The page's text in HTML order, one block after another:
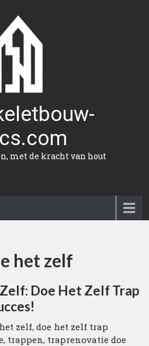
met de kracht van hout
het zelf
Doe Het Zelf Trap
zelf,doe het zelf trap
, trappen, traprenovatie doe